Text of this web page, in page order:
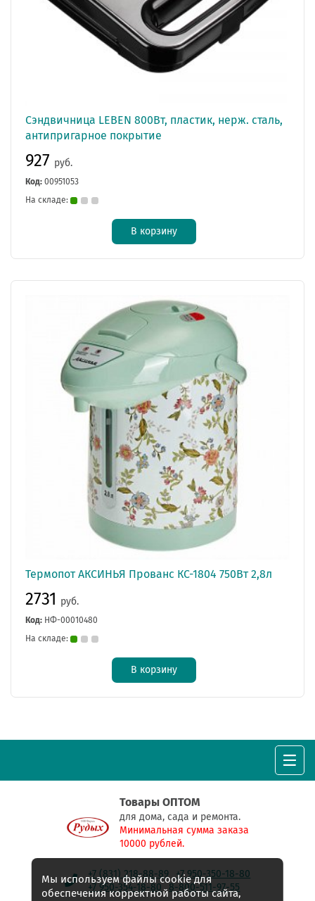
Сэндвичница LEBEN 800Вт, пластик, нерж. сталь,
антипригарное покрытие
927 руб.
Код: 00951053
На складе:
В корзину
Термопот АКСИНЬЯ Прованс КС-1804 750Вт 2,8л
2731 руб.
Код: НФ-00010480
На складе:
В корзину
Товары ОПТОМ
для дома, сада и ремонта.
Минимальная сумма заказа
10000 рублей.
+7 (831) 218-88-89
+7 950-350-18-80
+7 950-354-18-80
8-800-511-97-55
Мы используем файлы cookie для
обеспечения корректной работы сайта,